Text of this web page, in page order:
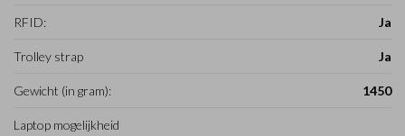
RFID: Ja
Trolley strap Ja
Gewicht (in gram): 1450
Laptop mogelijkheid